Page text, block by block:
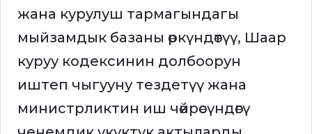
жана курулуш тармагындагы
мыйзамдык базаны өркүндөтүү, Шаар
куруу кодексинин долбоорун
иштеп чыгууну тездетүү жана
министрликтин иш чөйрөсүндөгү